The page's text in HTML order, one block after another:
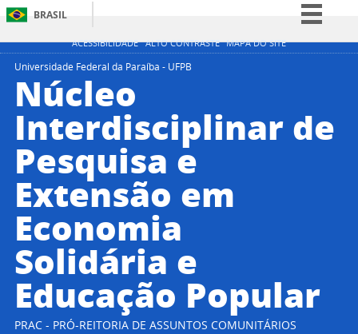
ACESSIBILIDADE ALTO CONTRASTE MAPA DO SITE
BRASIL
Simplifique!
Acesso à informação
Legislação
Universidade Federal da Paraíba - UFPB
Núcleo
Interdisciplinar de
Pesquisa e
Extensão em
Economia
Solidária e
Educação Popular
PRAC - PRÓ-REITORIA DE ASSUNTOS COMUNITÁRIOS